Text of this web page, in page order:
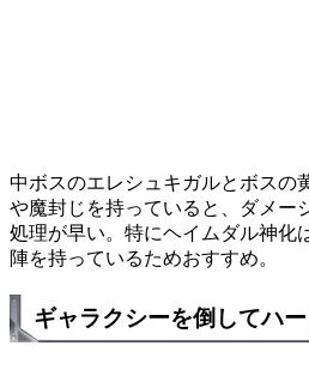
中ボスのエレシュキガルとボスの
や魔封じを持っていると、ダメー
処理が早い。特にヘイムダル神化
陣を持っているためおすすめ。
ギャラクシーを倒してハ